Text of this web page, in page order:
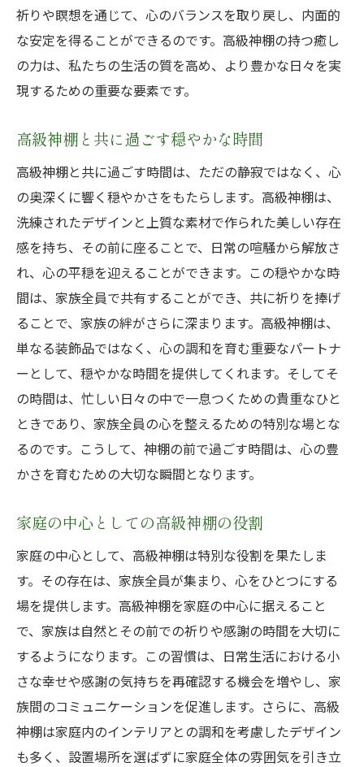
祈りや瞑想を通じて、心のバランスを取り戻し、内面的
な安定を得ることができるのです。高級神棚の持つ癒し
の力は、私たちの生活の質を高め、より豊かな日々を実
現するための重要な要素です。
高級神棚と共に過ごす穏やかな時間
高級神棚と共に過ごす時間は、ただの静寂ではなく、心
の奥深くに響く穏やかさをもたらします。高級神棚は、
洗練されたデザインと上質な素材で作られた美しい存在
感を持ち、その前に座ることで、日常の喧騒から解放さ
れ、心の平穏を迎えることができます。この穏やかな時
間は、家族全員で共有することができ、共に祈りを捧げ
ることで、家族の絆がさらに深まります。高級神棚は、
単なる装飾品ではなく、心の調和を育む重要なパートナ
ーとして、穏やかな時間を提供してくれます。そしてそ
の時間は、忙しい日々の中で一息つくための貴重なひと
ときであり、家族全員の心を整えるための特別な場とな
るのです。こうして、神棚の前で過ごす時間は、心の豊
かさを育むための大切な瞬間となります。
家庭の中心としての高級神棚の役割
家庭の中心として、高級神棚は特別な役割を果たしま
す。その存在は、家族全員が集まり、心をひとつにする
場を提供します。高級神棚を家庭の中心に据えること
で、家族は自然とその前での祈りや感謝の時間を大切に
するようになります。この習慣は、日常生活における小
さな幸せや感謝の気持ちを再確認する機会を増やし、家
族間のコミュニケーションを促進します。さらに、高級
神棚は家庭内のインテリアとの調和を考慮したデザイン
も多く、設置場所を選ばずに家庭全体の雰囲気を引き立